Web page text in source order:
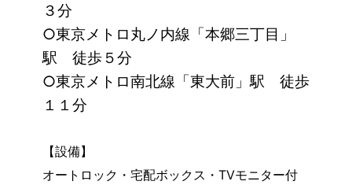
３分
○東京メトロ丸ノ内線「本郷三丁目」
駅 徒歩５分
○東京メトロ南北線「東大前」駅 徒歩
１１分
【設備】
オートロック・宅配ボックス・TVモニター付